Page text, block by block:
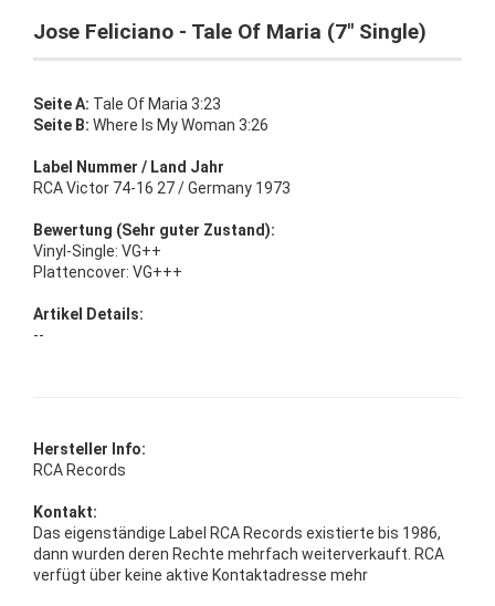
Jose Feliciano - Tale Of Maria (7" Single)
Seite A: Tale Of Maria 3:23
Seite B: Where Is My Woman 3:26
Label Nummer / Land Jahr
RCA Victor 74-16 27 / Germany 1973
Bewertung (Sehr guter Zustand):
Vinyl-Single: VG++
Plattencover: VG+++
Artikel Details:
--
Hersteller Info:
RCA Records
Kontakt:
Das eigenständige Label RCA Records existierte bis 1986,
dann wurden deren Rechte mehrfach weiterverkauft. RCA
verfügt über keine aktive Kontaktadresse mehr